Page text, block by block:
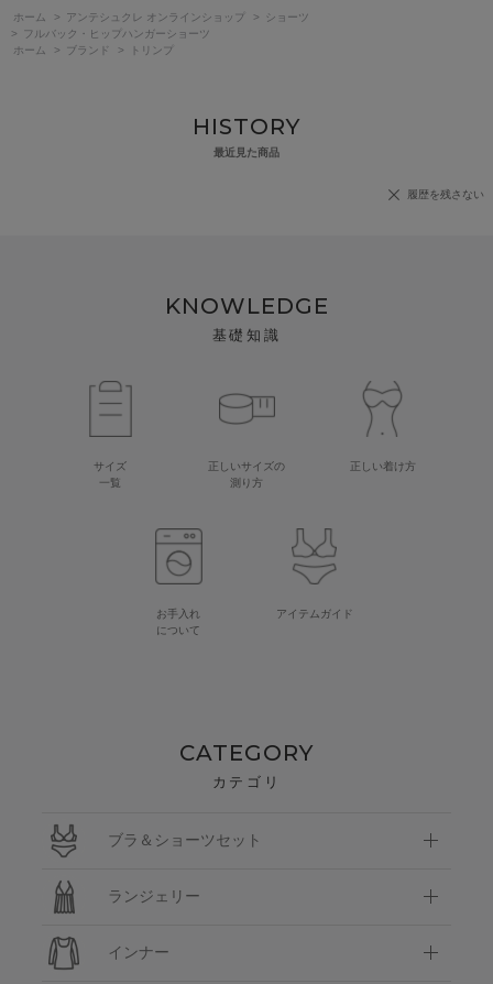
ホーム > アンテシュクレ オンラインショップ >
ショーツ
>
フルバック・ヒップハンガーショーツ
ホーム
> ブランド > トリンプ
HISTORY
最近見た商品
履歴を残さない
KNOWLEDGE
基礎知識
サイズ
一覧
正しいサイズの
測り方
正しい着け方
お手入れ
について
アイテムガイド
CATEGORY
カテゴリ
ブラ＆ショーツセット
ランジェリー
インナー